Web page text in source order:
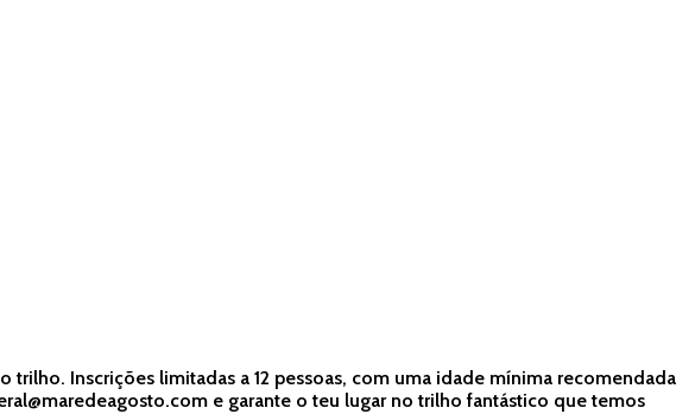
Inscrições limitadas a 12 pessoas, com uma idade mínima recomendada
e garante o teu lugar no trilho fantástico que temos